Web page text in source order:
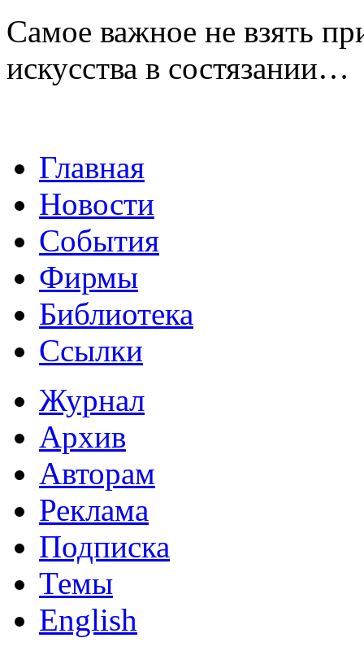
Самое важное не взять
искусства в состязании…
Главная
Новости
События
Фирмы
Библиотека
Ссылки
Журнал
Архив
Авторам
Реклама
Подписка
Темы
English